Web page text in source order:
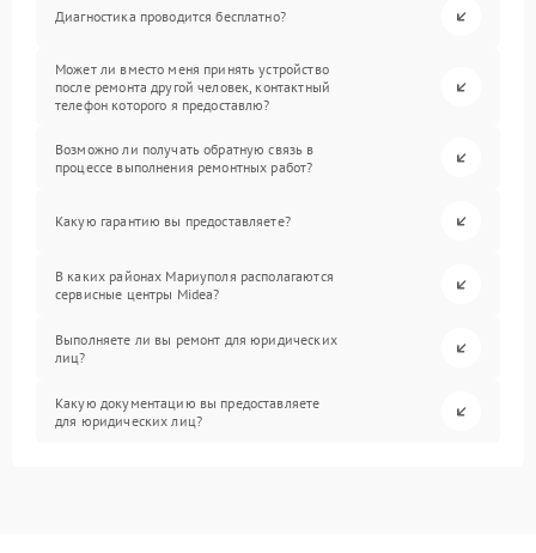
Диагностика проводится бесплатно?
Может ли вместо меня принять устройство
после ремонта другой человек, контактный
телефон которого я предоставлю?
Возможно ли получать обратную связь в
процессе выполнения ремонтных работ?
Какую гарантию вы предоставляете?
В каких районах Мариуполя располагаются
сервисные центры Midea?
Выполняете ли вы ремонт для юридических
лиц?
Какую документацию вы предоставляете
для юридических лиц?